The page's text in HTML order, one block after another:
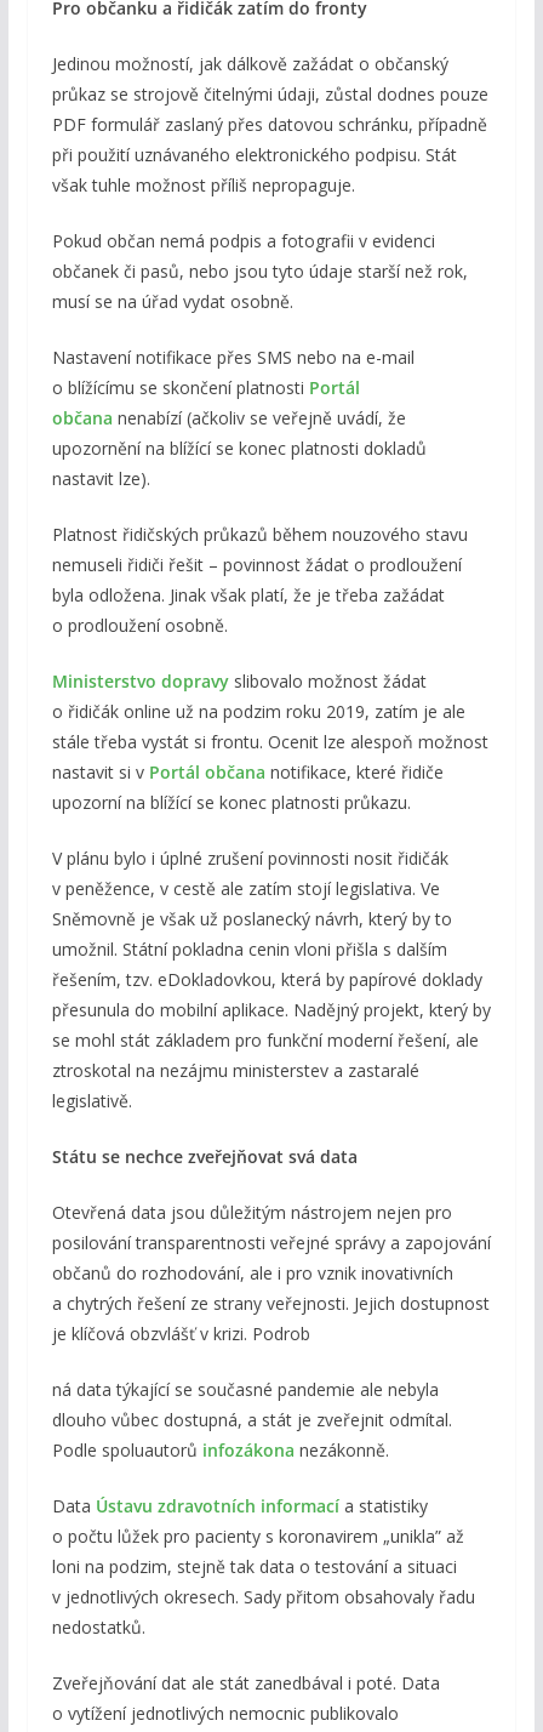
Pro občanku a řidičák zatím do fronty
Jedinou možností, jak dálkově zažádat o občanský
průkaz se strojově čitelnými údaji, zůstal dodnes pouze
PDF formulář zaslaný přes datovou schránku, případně
při použití uznávaného elektronického podpisu. Stát
však tuhle možnost příliš nepropaguje.
Pokud občan nemá podpis a fotografii v evidenci
občanek či pasů, nebo jsou tyto údaje starší než rok,
musí se na úřad vydat osobně.
Nastavení notifikace přes SMS nebo na e-mail
o blížícímu se skončení platnosti Portál
občana nenabízí (ačkoliv se veřejně uvádí, že
upozornění na blížící se konec platnosti dokladů
nastavit lze).
Platnost řidičských průkazů během nouzového stavu
nemuseli řidiči řešit – povinnost žádat o prodloužení
byla odložena. Jinak však platí, že je třeba zažádat
o prodloužení osobně.
Ministerstvo dopravyslibovalo možnost žádat
o řidičák online už na podzim roku 2019, zatím je ale
stále třeba vystát si frontu. Ocenit lze alespoň možnost
nastavit si v Portál občana notifikace, které řidiče
upozorní na blížící se konec platnosti průkazu.
V plánu bylo i úplné zrušení povinnosti nosit řidičák
v peněžence, v cestě ale zatím stojí legislativa. Ve
Sněmovně je však už poslanecký návrh, který by to
umožnil. Státní pokladna cenin vloni přišla s dalším
řešením, tzv. eDokladovkou, která by papírové doklady
přesunula do mobilní aplikace. Nadějný projekt, který by
se mohl stát základem pro funkční moderní řešení, ale
ztroskotal na nezájmu ministerstev a zastaralé
legislativě.
Státu se nechce zveřejňovat svá data
Otevřená data jsou důležitým nástrojem nejen pro
posilování transparentnosti veřejné správy a zapojování
občanů do rozhodování, ale i pro vznik inovativních
a chytrých řešení ze strany veřejnosti. Jejich dostupnost
je klíčová obzvlášť v krizi. Podrob
ná data týkající se současné pandemie ale nebyla
dlouho vůbec dostupná, a stát je zveřejnit odmítal.
Podle spoluautorů infozákona nezákonně.
Data Ústavu zdravotních informacía statistiky
o počtu lůžek pro pacienty s koronavirem „unikla” až
loni na podzim, stejně tak data o testování a situaci
v jednotlivých okresech. Sady přitom obsahovaly řadu
nedostatků.
Zveřejňování dat ale stát zanedbával i poté. Data
o vytížení jednotlivých nemocnic publikovalo